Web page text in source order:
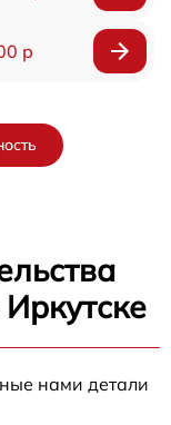
р
нами детали